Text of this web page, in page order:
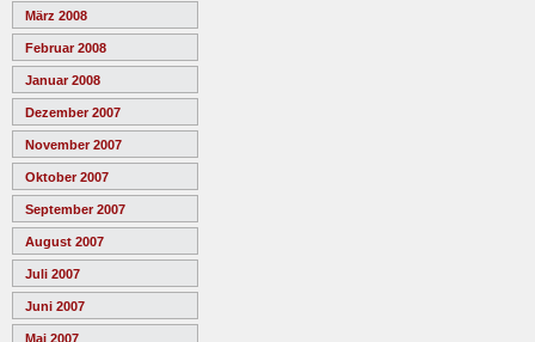
März 2008
Februar 2008
Januar 2008
Dezember 2007
November 2007
Oktober 2007
September 2007
August 2007
Juli 2007
Juni 2007
Mai 2007